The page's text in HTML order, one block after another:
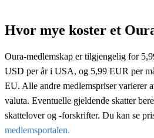
Hvor mye koster et
Oura-medlemskap er tilgjengelig for
USD per år i USA, og 5,99 EUR per
EU. Alle andre medlemspriser varierer
valuta. Eventuelle gjeldende skatter
skattelover og -forskrifter. Du kan se
medlemsportalen.